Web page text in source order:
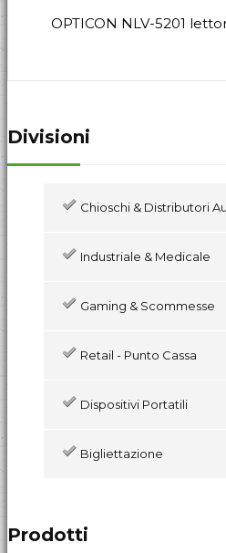
OPTICON NLV-5201
Divisioni
Chioschi & Distributori
Industriale & Medicale
Gaming & Scommesse
Retail - Punto Cassa
Dispositivi Portatili
Bigliettazione
Prodotti